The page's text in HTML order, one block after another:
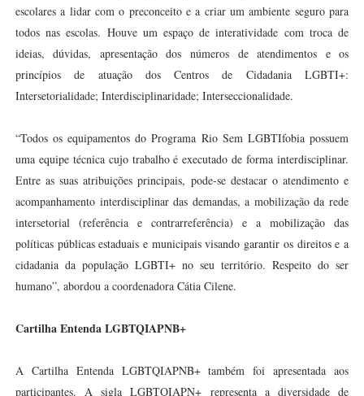
escolares a lidar com o preconceito e a criar um ambiente seguro para
todos nas escolas. Houve um espaço de interatividade com troca de
ideias, dúvidas, apresentação dos números de atendimentos e os
princípios de atuação dos Centros de Cidadania LGBTI+:
Intersetorialidade; Interdisciplinaridade; Interseccionalidade.
“Todos os equipamentos do Programa Rio Sem LGBTIfobia possuem
uma equipe técnica cujo trabalho é executado de forma interdisciplinar.
Entre as suas atribuições principais, pode-se destacar o atendimento e
acompanhamento interdisciplinar das demandas, a mobilização da rede
intersetorial (referência e contrarreferência) e a mobilização das
políticas públicas estaduais e municipais visando garantir os direitos e a
cidadania da população LGBTI+ no seu território. Respeito do ser
humano”, abordou a coordenadora Cátia Cilene.
Cartilha Entenda LGBTQIAPNB+
A Cartilha Entenda LGBTQIAPNB+ também foi apresentada aos
participantes. A sigla LGBTQIAPN+ representa a diversidade de